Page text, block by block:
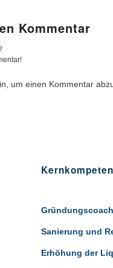
Kommentar
um einen Kommentar
Sanierung und
Erhöhung der